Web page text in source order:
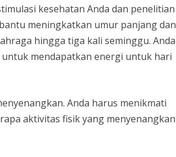
kesehatan Anda dan penelitian
meningkatkan umur panjang dan
hingga tiga kali seminggu. Anda
mendapatkan energi untuk hari
Anda harus menikmati
aktivitas fisik yang menyenangkan